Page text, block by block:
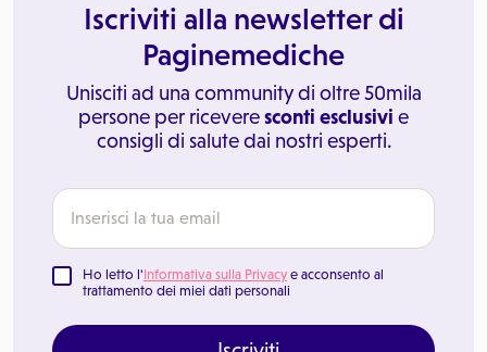
Iscriviti alla newsletter di
Paginemediche
Unisciti ad una community di oltre 50mila
persone per riceveresconti esclusivi e
consigli di salute dai nostri esperti.
Ho letto l'Informativa sulla Privacy e acconsento al
trattamento dei miei dati personali